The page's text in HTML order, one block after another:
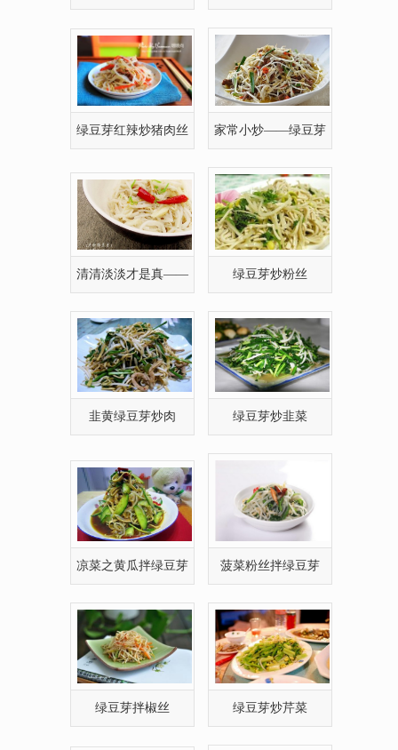
绿豆芽红辣炒猪肉丝 家常小炒——绿豆芽
清清淡淡才是真—— 绿豆芽炒粉丝
韭黄绿豆芽炒肉 绿豆芽炒韭菜
凉菜之黄瓜拌绿豆芽 菠菜粉丝拌绿豆芽
绿豆芽拌椒丝 绿豆芽炒芹菜